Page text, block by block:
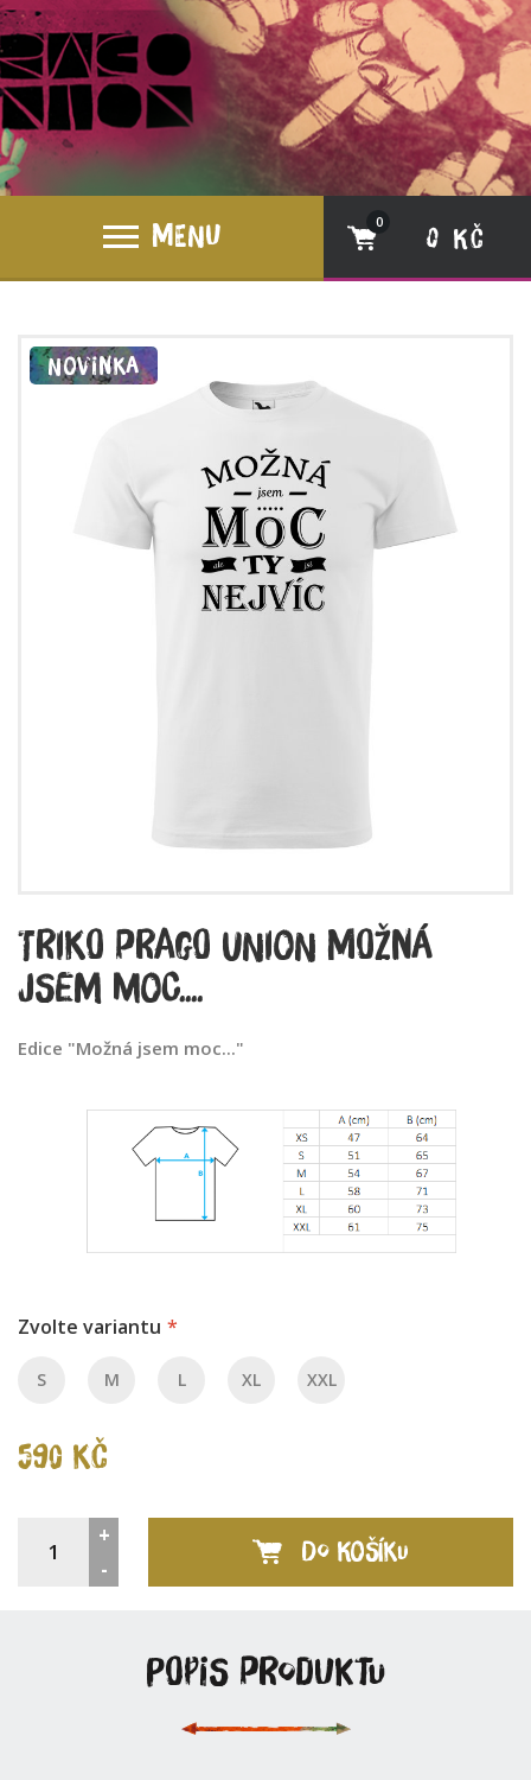
MENU 0
0 Kč
Novinka
Triko prago union Možná
jsem moc....
Edice "Možná jsem moc..."
Zvolte variantu
S M L XL XXL
590 Kč
+
-
DO KOŠÍKU
Popis produktu